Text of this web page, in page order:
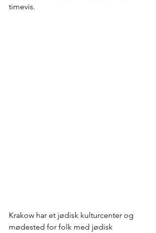
timevis.
Krakow har et jødisk kulturcenter og
mødested for folk med jødisk